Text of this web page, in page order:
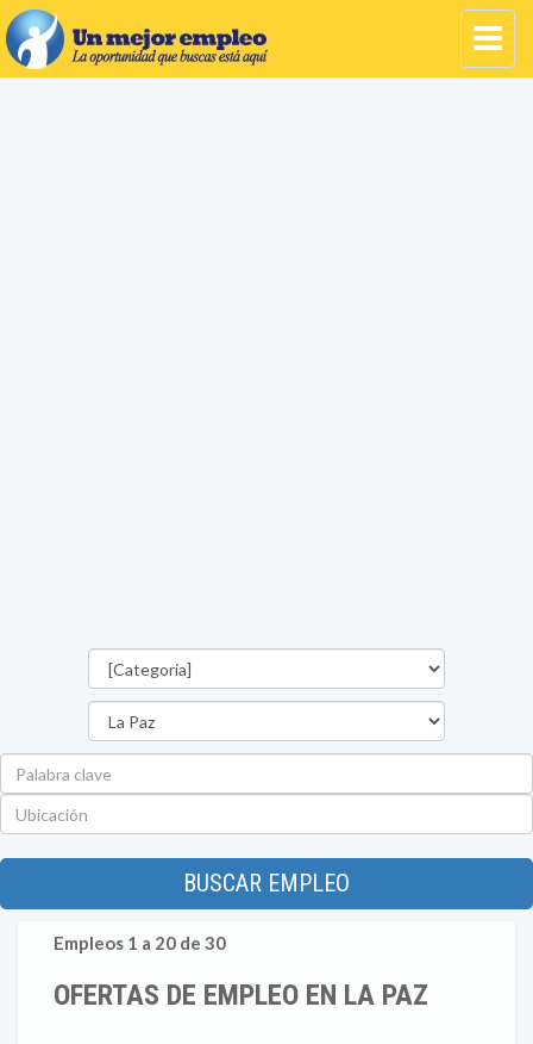
BUSCAR EMPLEO
Empleos 1 a 20 de 30
OFERTAS DE EMPLEO EN LA PAZ